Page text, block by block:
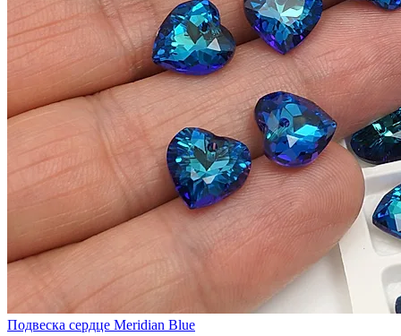
Подвеска сердце Meridian Blue